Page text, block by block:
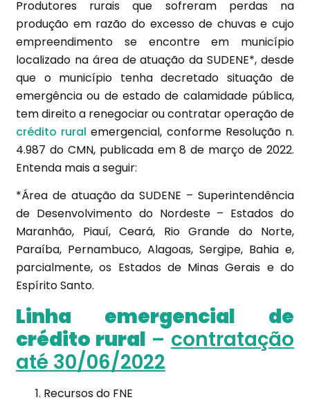
Produtores rurais que sofreram perdas na
produção em razão do excesso de chuvas e cujo
empreendimento se encontre em município
localizado na área de atuação da SUDENE*, desde
que o município tenha decretado situação de
emergência ou de estado de calamidade pública,
tem direito a renegociar ou contratar operação de
crédito rural emergencial, conforme Resolução n.
4.987 do CMN, publicada em 8 de março de 2022.
Entenda mais a seguir:
*Área de atuação da SUDENE – Superintendência
de Desenvolvimento do Nordeste – Estados do
Maranhão, Piauí, Ceará, Rio Grande do Norte,
Paraíba, Pernambuco, Alagoas, Sergipe, Bahia e,
parcialmente, os Estados de Minas Gerais e do
Espírito Santo.
Linha emergencial de
crédito rural – contratação
até 30/06/2022
Recursos do FNE